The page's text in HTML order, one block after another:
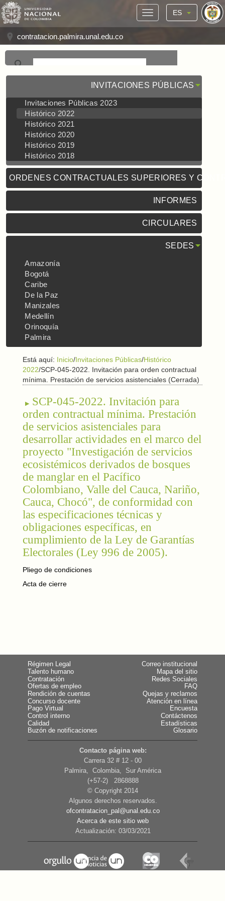
ES
contratacion.palmira.unal.edu.co
INVITACIONES PÚBLICAS
Invitaciones Públicas 2023
Histórico 2022
Histórico 2021
Histórico 2020
Histórico 2019
Histórico 2018
ORDENES CONTRACTUALES SUPERIORES Y
INFORMES
CIRCULARES
SEDES
Amazonía
Bogotá
Caribe
De la Paz
Manizales
Medellín
Orinoquía
Palmira
Está aquí: Inicio/Invitaciones Públicas/Histórico
2022/SCP-045-2022. Invitación para orden contractual
mínima. Prestación de servicios asistenciales (Cerrada)
SCP-045-2022. Invitación para
orden contractual mínima. Prestación
de servicios asistenciales para
desarrollar actividades en el marco del
proyecto "Investigación de servicios
ecosistémicos derivados de bosques
de manglar en el Pacífico
Colombiano, Valle del Cauca, Nariño,
Cauca, Chocó", de conformidad con
las especificaciones técnicas y
obligaciones específicas, en
cumplimiento de la Ley de Garantías
Electorales (Ley 996 de 2005).
Pliego de condiciones
Acta de cierre
Régimen Legal
Talento humano
Contratación
Ofertas de empleo
Rendición de cuentas
Concurso docente
Pago Virtual
Control interno
Calidad
Buzón de notificaciones
Correo institucional
Mapa del sitio
Redes Sociales
FAQ
Quejas y reclamos
Atención en línea
Encuesta
Contáctenos
Estadísticas
Glosario
Contacto página web:
Carrera 32 # 12 - 00
Palmira, Colombia, Sur América
(+57-2) 2868888
© Copyright 2014
Algunos derechos reservados.
ofcontratacion_pal@unal.edu.co
Acerca de este sitio web
Actualización: 03/03/2021